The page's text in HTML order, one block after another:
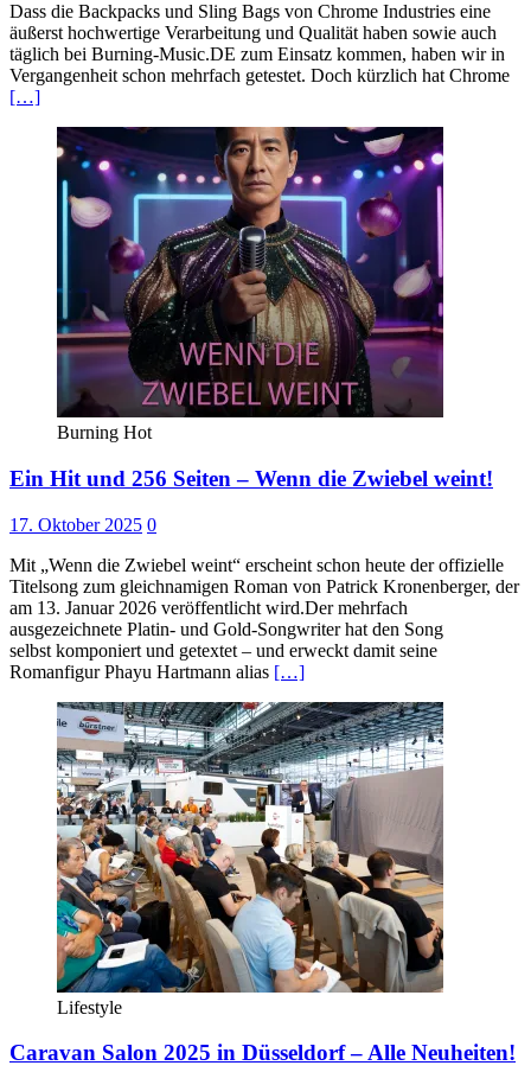
Dass die Backpacks und Sling Bags von Chrome Industries eine
äußerst hochwertige Verarbeitung und Qualität haben sowie auch
täglich bei Burning-Music.DE zum Einsatz kommen, haben wir in
Vergangenheit schon mehrfach getestet. Doch kürzlich hat Chrome
[…]
Burning Hot
Ein Hit und 256 Seiten – Wenn die Zwiebel weint!
17. Oktober 2025 0
Mit „Wenn die Zwiebel weint“ erscheint schon heute der offizielle
Titelsong zum gleichnamigen Roman von Patrick Kronenberger, der
am 13. Januar 2026 veröffentlicht wird.Der mehrfach
ausgezeichnete Platin- und Gold-Songwriter hat den Song
selbst komponiert und getextet – und erweckt damit seine
Romanfigur Phayu Hartmann alias […]
Lifestyle
Caravan Salon 2025 in Düsseldorf – Alle Neuheiten!